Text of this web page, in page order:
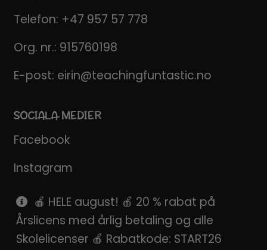
Telefon: +47 957 57 778
Org. nr.: 915760198
E-post: eirin@teachingfuntastic.no
SOCIALA MEDIER
Facebook
Instagram
Pinterest
SnapChat
🍎 HELE august! 🍎 20 % rabat på
Årslicens med årlig betaling og alle
Skolelicenser 🍎 Rabatkode: START26